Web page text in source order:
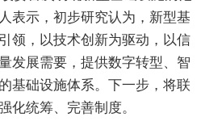
表示，初步研究认为，新型基
领，以技术创新为驱动，以信
发展需要，提供数字转型、智
基础设施体系。下一步，将联
化统筹、完善制度。